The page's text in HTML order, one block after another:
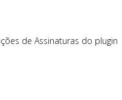
de Assinaturas do plugin